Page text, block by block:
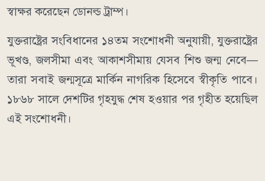
স্বাক্ষর করেছেন ডোনল্ড ট্রাম্প।
যুক্তরাষ্ট্রের সংবিধানের ১৪তম সংশোধনী অনুযায়ী, যুক্তরাষ্ট্রের
ভূখণ্ড, জলসীমা এবং আকাশসীমায় যেসব শিশু জন্ম নেবে—
তারা সবাই জন্মসূত্রে মার্কিন নাগরিক হিসেবে স্বীকৃতি পাবে।
১৮৬৮ সালে দেশটির গৃহযুদ্ধ শেষ হওয়ার পর গৃহীত হয়েছিল
এই সংশোধনী।